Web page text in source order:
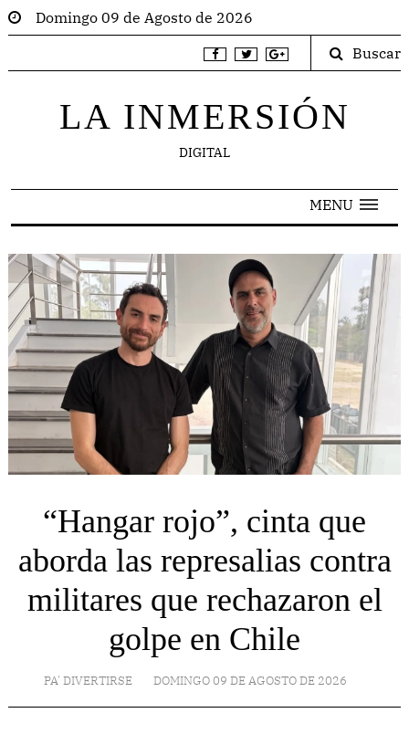
Domingo 09 de Agosto de 2026
Buscar
LA INMERSIÓN
DIGITAL
MENU
“Hangar rojo”, cinta que
aborda las represalias contra
militares que rechazaron el
golpe en Chile
PA' DIVERTIRSE DOMINGO 09 DE AGOSTO DE 2026